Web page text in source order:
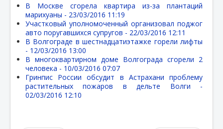
В Москве сгорела квартира из-за плантаций
марихуаны - 23/03/2016 11:19
Участковый уполномоченный организовал поджог
авто поругавшихся супругов - 22/03/2016 12:11
В Волгограде в шестнадцатиэтажке горели лифты
- 12/03/2016 13:00
В многоквартирном доме Волгограда сгорели 2
человека - 10/03/2016 07:07
Гринпис России обсудит в Астрахани проблему
растительных пожаров в дельте Волги -
02/03/2016 12:10